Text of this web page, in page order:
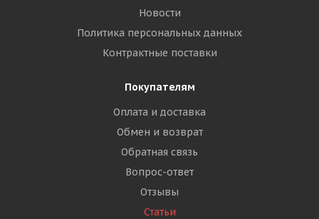
Новости
Политика персональных данных
Контрактные поставки
Покупателям
Оплата и доставка
Обмен и возврат
Обратная связь
Вопрос-ответ
Отзывы
Статьи